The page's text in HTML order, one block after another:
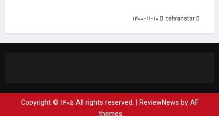
tehranstar
Copyright © ۱۴۰۵ All rights reserved. | ReviewNews by AF